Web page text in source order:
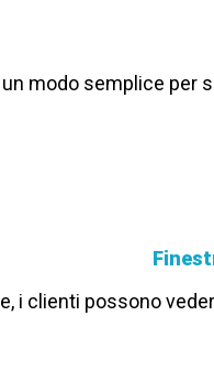
modo semplice
i clienti possono